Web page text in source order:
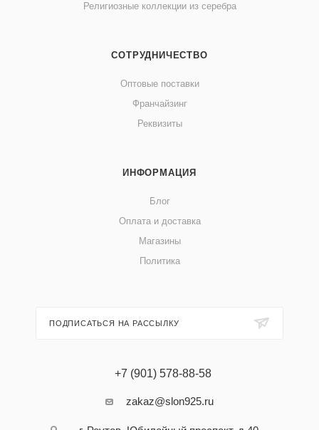
Религиозные коллекции из серебра
СОТРУДНИЧЕСТВО
Оптовые поставки
Франчайзинг
Реквизиты
ИНФОРМАЦИЯ
Блог
Оплата и доставка
Магазины
Политика
ПОДПИСАТЬСЯ НА РАССЫЛКУ
+7 (901) 578-88-58
zakaz@slon925.ru